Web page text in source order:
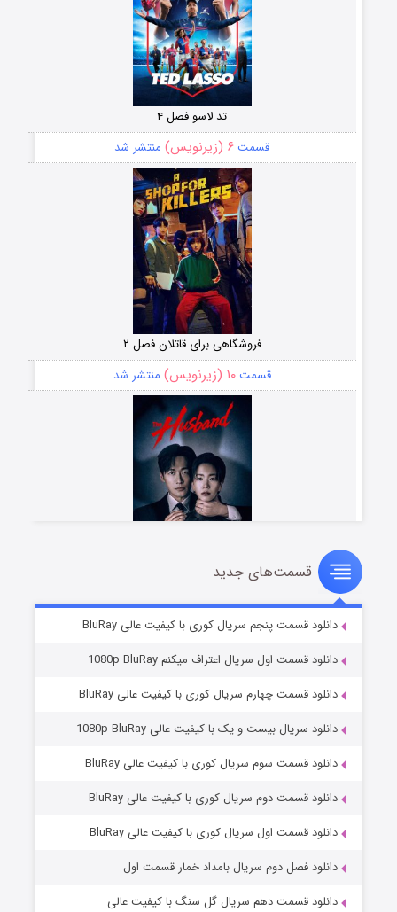
تد لاسو فصل ۴
قسمت ۶ (زیرنویس) منتشر شد
فروشگاهی برای قاتلان فصل ۲
قسمت۱۰ (زیرنویس) منتشر شد
قسمت۸ (زیرنویس) منتشر شد
عملیات آپارتمان
قسمت۲ (زیرنویس) منتشر شد
قسمت‌های جدید
دانلود قسمت پنجم سریال کوری با کیفیت عالی BluRay
دانلود قسمت اول سریال اعتراف میکنم 1080p BluRay
دانلود قسمت چهارم سریال کوری با کیفیت عالی BluRay
دانلود سریال بیست و یک با کیفیت عالی 1080p BluRay
دانلود قسمت سوم سریال کوری با کیفیت عالی BluRay
دانلود قسمت دوم سریال کوری با کیفیت عالی BluRay
دانلود قسمت اول سریال کوری با کیفیت عالی BluRay
دانلود فصل دوم سریال بامداد خمار قسمت اول
دانلود قسمت دهم سریال گل سنگ با کیفیت عالی